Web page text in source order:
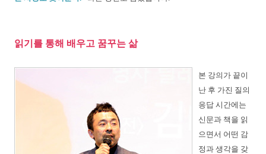
읽기를 통해 배우고 꿈꾸는 삶
본 강의가 끝이
난 후 가진 질의
응답 시간에는
신문과 책을 읽
으면서 어떤 감
정과 생각을 갖